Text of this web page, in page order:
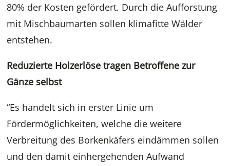
80% der Kosten gefördert. Durch die Aufforstung
mit Mischbaumarten sollen klimafitte Wälder
entstehen.
Reduzierte Holzerlöse tragen Betroffene zur
Gänze selbst
“Es handelt sich in erster Linie um
Fördermöglichkeiten, welche die weitere
Verbreitung des Borkenkäfers eindämmen sollen
und den damit einhergehenden Aufwand